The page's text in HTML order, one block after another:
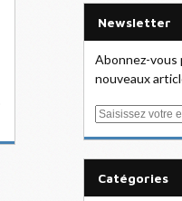
Newsletter
Abonnez-vous
nouveaux
E
Catégories